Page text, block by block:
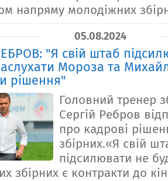
напряму молодіжних
05.08.2024
"Я свій штаб
Мороза та
рішення"
Головний тренер
Сергій Ребров
про кадрові
збірних.«Я свій
підсилювати не
збірних є контракти до